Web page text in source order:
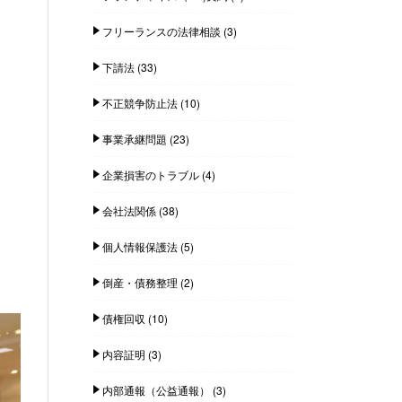
フリーランスの法律相談 (3)
下請法(33)
不正競争防止法(10)
事業承継問題 (23)
企業損害のトラブル(4)
会社法関係(38)
個人情報保護法(5)
倒産・債務整理 (2)
債権回収 (10)
内容証明 (3)
内部通報（公益通報） (3)